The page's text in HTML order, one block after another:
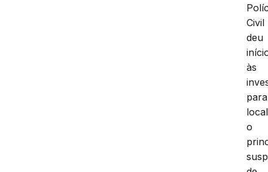
Civil
deu
às
para
o